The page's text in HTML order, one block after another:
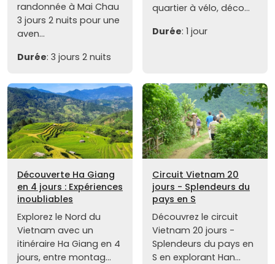
randonnée à Mai Chau
3 jours 2 nuits pour une
aven...
Durée: 3 jours 2 nuits
quartier à vélo, déco...
Durée: 1 jour
Découverte Ha Giang
en 4 jours : Expériences
inoubliables
Explorez le Nord du
Vietnam avec un
itinéraire Ha Giang en 4
jours, entre montag...
Circuit Vietnam 20
jours - Splendeurs du
pays en S
Découvrez le circuit
Vietnam 20 jours -
Splendeurs du pays en
S en explorant Han...